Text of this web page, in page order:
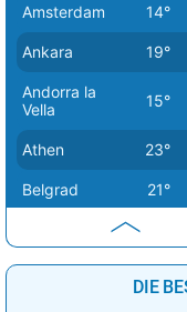
Amsterdam 14°
Ankara 19°
Andorra la
Vella
15°
Athen 23°
Belgrad 21°
Bern 20°
DIE